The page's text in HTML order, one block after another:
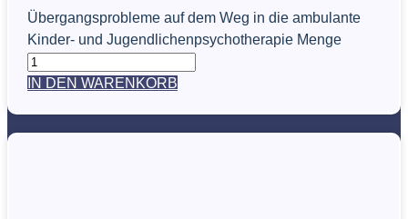
Übergangsprobleme auf dem Weg in die ambulante
Kinder- und Jugendlichenpsychotherapie Menge
IN DEN WARENKORB